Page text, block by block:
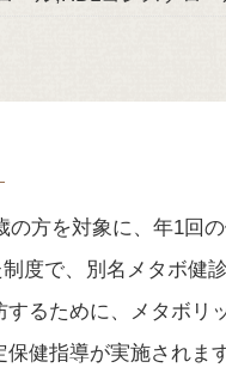
方を対象に、年1回
度で、別名メタボ健
るために、メタボリ
健指導が実施されます